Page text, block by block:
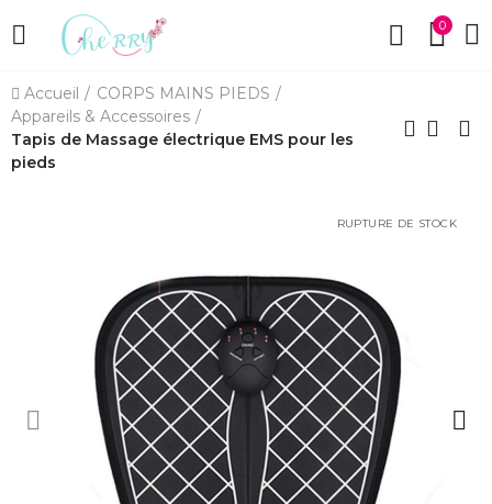
0
Accueil
CORPS MAINS PIEDS
Appareils & Accessoires
Tapis de Massage électrique EMS pour les
pieds
RUPTURE DE STOCK